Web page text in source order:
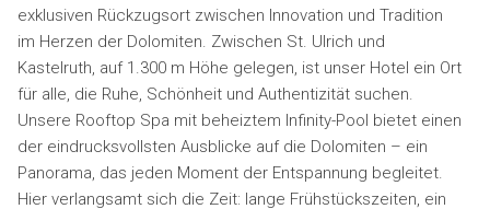
exklusiven Rückzugsort zwischen Innovation und Tradition
im Herzen der Dolomiten. Zwischen St. Ulrich und
Kastelruth, auf 1.300 m Höhe gelegen, ist unser Hotel ein Ort
für alle, die Ruhe, Schönheit und Authentizität suchen.
Unsere Rooftop Spa mit beheiztem Infinity-Pool bietet einen
der eindrucksvollsten Ausblicke auf die Dolomiten – ein
Panorama, das jeden Moment der Entspannung begleitet.
Hier verlangsamt sich die Zeit: lange Frühstückszeiten, ein